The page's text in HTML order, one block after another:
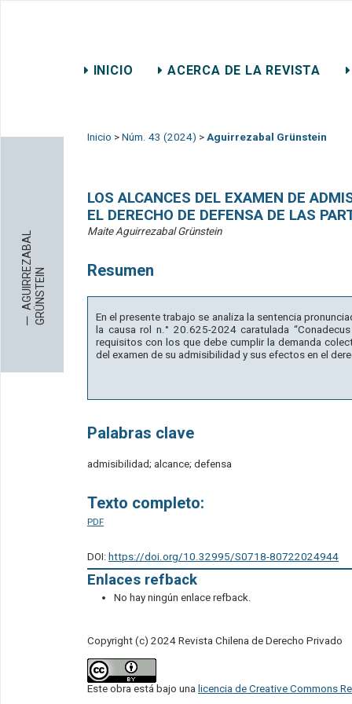
INICIO ACERCA DE LA REVISTA
─
A
G
U
I
R
RE
Z
A
B
A
L
G
R
Ü
N
S
T
E
IN
Inicio > Núm. 43 (2024) > Aguirrezabal Grünstein
LOS ALCANCES DEL EXAMEN DE
EL DERECHO DE DEFENSA DE LAS
Maite Aguirrezabal Grünstein
Resumen
En el presente trabajo se analiza la sentencia
la causa rol n.° 20.625-2024 caratulada
requisitos con los que debe cumplir la demanda
del examen de su admisibilidad y sus efectos en el
Palabras clave
admisibilidad; alcance; defensa
Texto completo:
PDF
DOI: https://doi.org/10.32995/S0718-80722024944
Enlaces refback
No hay ningún enlace refback.
Copyright (c) 2024 Revista Chilena de Derecho Privado
Este obra está bajo una licencia de Creative Commons